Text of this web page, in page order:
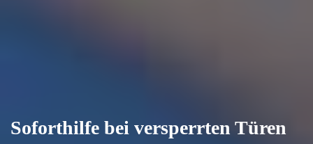
Soforthilfe bei versperrten Türen